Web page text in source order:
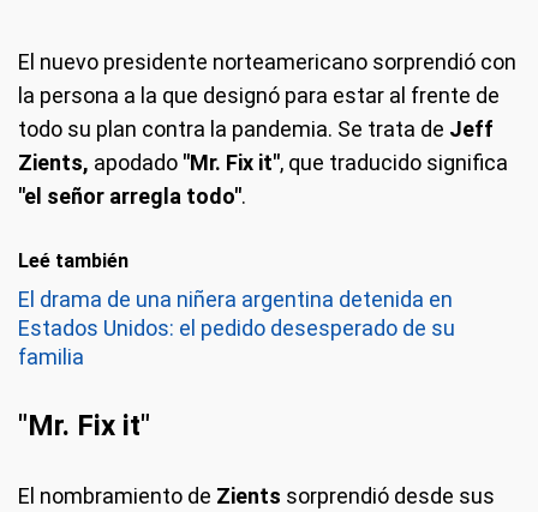
El nuevo presidente norteamericano sorprendió con
la persona a la que designó para estar al frente de
todo su plan contra la pandemia. Se trata de Jeff
Zients, apodado "Mr. Fix it", que traducido significa
"el señor arregla todo".
Leé también
El drama de una niñera argentina detenida en
Estados Unidos: el pedido desesperado de su
familia
"Mr. Fix it"
El nombramiento de Zients sorprendió desde sus